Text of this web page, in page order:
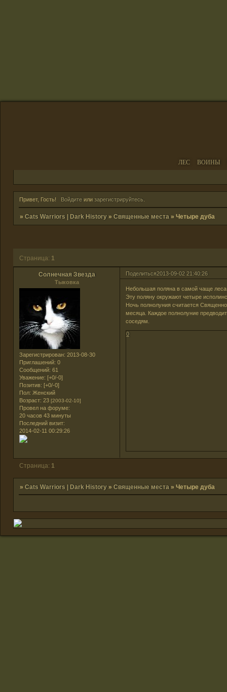
ЛЕС ВОИНЫ
Привет, Гость! Войдитеили зарегистрируйтесь
»Cats Warriors | Dark History »Священные места »Четыре дуба
Страница: 1
Поделиться2013-09-02 21:40:26
Солнечная Звезда
Тыковка
Зарегистрирован: 2013-08-30
Приглашений: 0
Сообщений: 61
Уважение: [+0/-0]
Позитив: [+0/-0]
Пол: Женский
Возраст: 23 [2003-02-10]
Провел на форуме:
20 часов 43 минуты
Последний визит:
2014-02-11 00:29:26
Небольшая поляна в самой чаще
Эту поляну окружают четыре
Ночь полнолуния считается
месяца. Каждое полнолуние
соседям.
0
Страница: 1
»Cats Warriors | Dark History »Священные места »Четыре дуба